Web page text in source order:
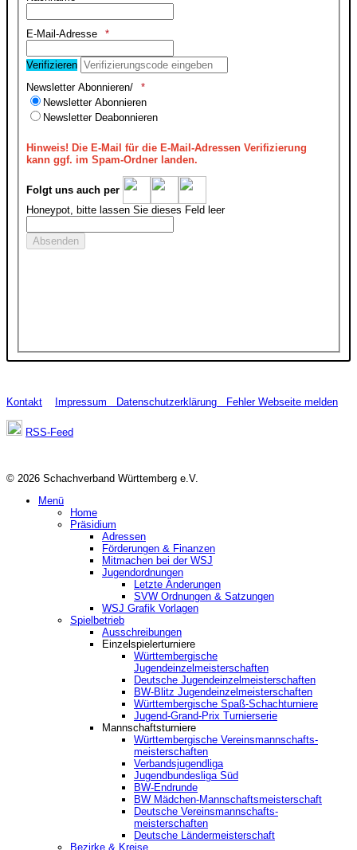
E-Mail-Adresse
Verifizieren
Newsletter Abonnieren/
Newsletter Abonnieren
Newsletter Deabonnieren
Hinweis!Die E-Mail für die E-Mail-Adressen Verifizierung
kann ggf. im Spam-Ordner landen.
Folgt uns auch per
Honeypot, bitte lassen Sie dieses Feld leer
Kontakt Impressum Datenschutzerklärung Fehler Webseite melden
RSS-Feed
© 2026 Schachverband Württemberg e.V.
Menü
Home
Präsidium
Adressen
Förderungen & Finanzen
Mitmachen bei der WSJ
Jugendordnungen
Letzte Änderungen
SVW Ordnungen & Satzungen
WSJ Grafik Vorlagen
Spielbetrieb
Ausschreibungen
Einzelspielerturniere
Württembergische
Jugendeinzelmeisterschaften
Deutsche Jugendeinzelmeisterschaften
BW-Blitz Jugendeinzelmeisterschaften
Württembergische Spaß-Schachturniere
Jugend-Grand-Prix Turnierserie
Mannschaftsturniere
Württembergische Vereinsmannschafts-
meisterschaften
Verbandsjugendliga
Jugendbundesliga Süd
BW-Endrunde
BW Mädchen-Mannschaftsmeisterschaft
Deutsche Vereinsmannschafts-
meisterschaften
Deutsche Ländermeisterschaft
Bezirke & Kreise